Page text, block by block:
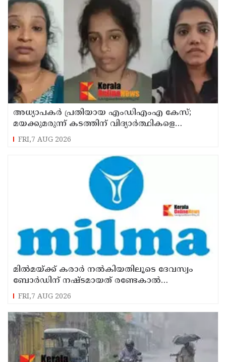
അധ്യാപകര്‍ പ്രതിയായ എംഡിഎംഎ കേസ്;
മയക്കുമരുന്ന് കടത്തിന് വിദ്യാര്‍ത്ഥികളെ
ഉപയോഗിച്ചോ എന്ന് സംശയം
FRI,7 AUG 2026
മില്‍മയ്ക്ക് കരാര്‍ നല്‍കിയതിലൂടെ ദേവസ്വം
ബോര്‍ഡിന് നഷ്ടമായത് രണ്ടേകാല്‍
കോടിയിലധികം രൂപ
FRI,7 AUG 2026